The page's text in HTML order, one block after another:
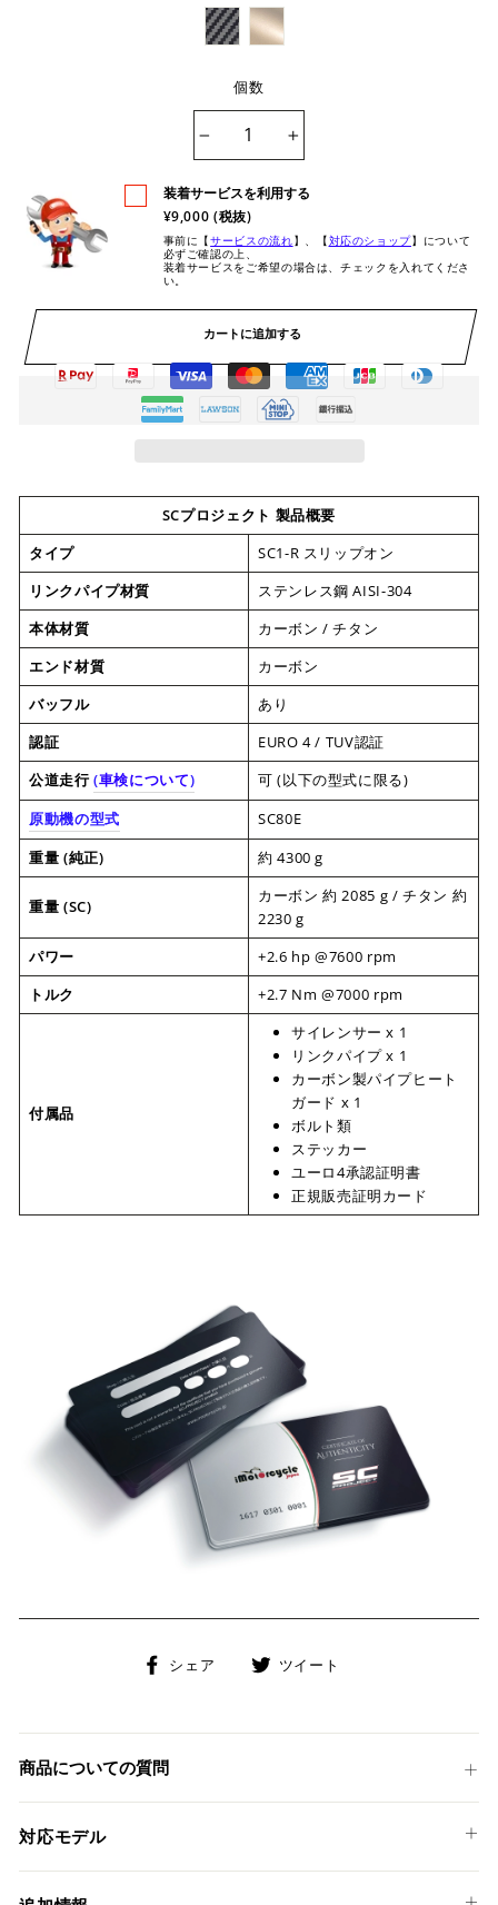
個数
装着サービスを利用する
¥9,000 (税抜)
事前に【サービスの流れ】、【対応のショップ】について
必ずご確認の上、
装着サービスをご希望の場合は、チェックを入れてくださ
い。
カートに追加する
SCプロジェクト 製品概要
タイプ
SC1-R スリップオン
リンクパイプ材質
ステンレス鋼 AISI-304
本体材質
カーボン / チタン
エンド材質
カーボン
バッフル
あり
認証
EURO 4 / TUV認証
公道走行(車検について)
可 (以下の型式に限る)
原動機の型式
SC80E
重量 (純正)
約 4300 g
重量 (SC)
カーボン 約 2085 g / チタン 約
2230 g
パワー
+2.6 hp @7600 rpm
トルク
+2.7 Nm @7000 rpm
付属品
サイレンサー x 1
リンクパイプ x 1
カーボン製パイプヒート
ガード x 1
ボルト類
ステッカー
ユーロ4承認証明書
正規販売証明カード
シェア
Facebook
ェ
る
ツイート
稿
商品についての質問
対応モデル
HONDA